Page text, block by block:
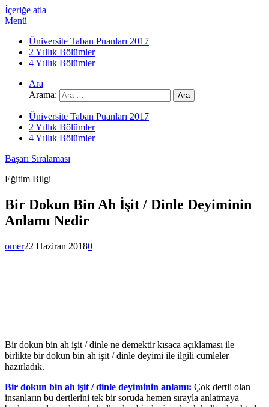
İçeriğe atla
Menü
Üniversite Taban Puanları 2017
2 Yıllık Bölümler
4 Yıllık Bölümler
Ara
Arama:
Üniversite Taban Puanları 2017
2 Yıllık Bölümler
4 Yıllık Bölümler
Başarı Sıralaması
Eğitim Bilgi
Bir Dokun Bin Ah İşit / Dinle Deyiminin
Anlamı Nedir
omer22 Haziran 20180
Bir dokun bin ah işit / dinle ne demektir kısaca açıklaması ile
birlikte bir dokun bin ah işit / dinle deyimi ile ilgili cümleler
hazırladık.
Bir dokun bin ah işit / dinle deyiminin anlamı: Çok dertli olan
insanların bu dertlerini tek bir soruda hemen sırayla anlatmaya